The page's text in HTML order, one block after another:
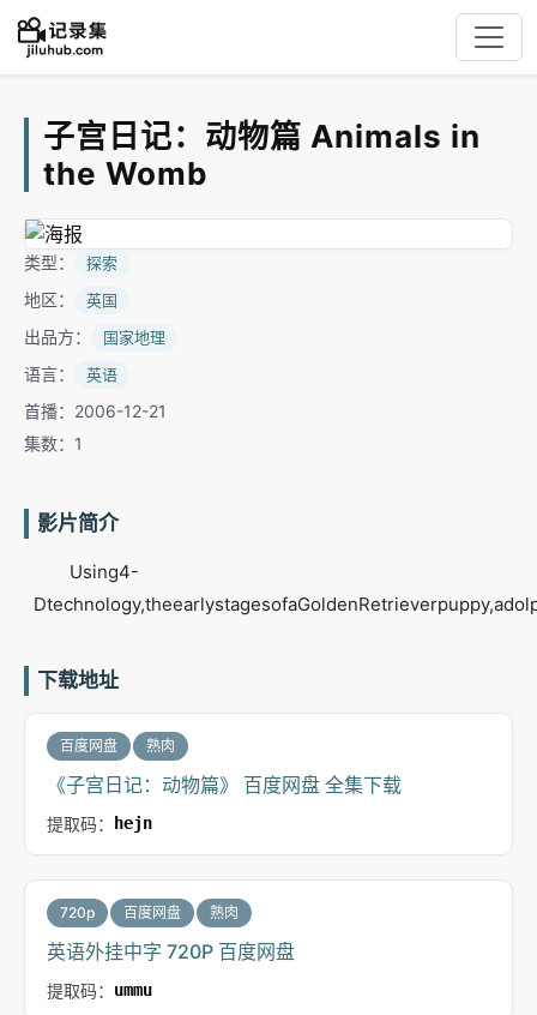
子宫日记：动物篇 Animals in
the Womb
类型： 探索
地区： 英国
出品方： 国家地理
语言： 英语
首播：2006-12-21
集数：1
影片简介
Using4-
下载地址
百度网盘 熟肉
《子宫日记：动物篇》 百度网盘 全集下载
提取码： hejn
720p 百度网盘 熟肉
英语外挂中字 720P 百度网盘
提取码： ummu